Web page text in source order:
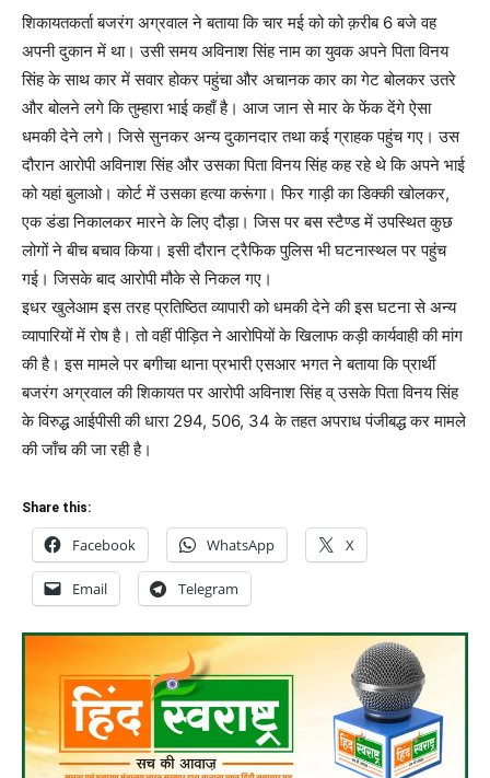
शिकायतकर्ता बजरंग अग्रवाल ने बताया कि चार मई को को क़रीब 6 बजे वह
अपनी दुकान में था। उसी समय अविनाश सिंह नाम का युवक अपने पिता विनय
सिंह के साथ कार में सवार होकर पहुंचा और अचानक कार का गेट बोलकर उतरे
और बोलने लगे कि तुम्हारा भाई कहाँ है। आज जान से मार के फेंक देंगे ऐसा
धमकी देने लगे। जिसे सुनकर अन्य दुकानदार तथा कई ग्राहक पहुंच गए। उस
दौरान आरोपी अविनाश सिंह और उसका पिता विनय सिंह कह रहे थे कि अपने भाई
को यहां बुलाओ। कोर्ट में उसका हत्या करूंगा। फिर गाड़ी का डिक्की खोलकर,
एक डंडा निकालकर मारने के लिए दौड़ा। जिस पर बस स्टैण्ड में उपस्थित कुछ
लोगों ने बीच बचाव किया। इसी दौरान ट्रैफिक पुलिस भी घटनास्थल पर पहुंच
गई। जिसके बाद आरोपी मौके से निकल गए।
इधर खुलेआम इस तरह प्रतिष्ठित व्यापारी को धमकी देने की इस घटना से अन्य
व्यापारियों में रोष है। तो वहीं पीड़ित ने आरोपियों के खिलाफ कड़ी कार्यवाही की मांग
की है। इस मामले पर बगीचा थाना प्रभारी एसआर भगत ने बताया कि प्रार्थी
बजरंग अग्रवाल की शिकायत पर आरोपी अविनाश सिंह व् उसके पिता विनय सिंह
के विरुद्ध आईपीसी की धारा 294, 506, 34 के तहत अपराध पंजीबद्ध कर मामले
की जाँच की जा रही है।
Share this:
Facebook WhatsApp X
Email Telegram